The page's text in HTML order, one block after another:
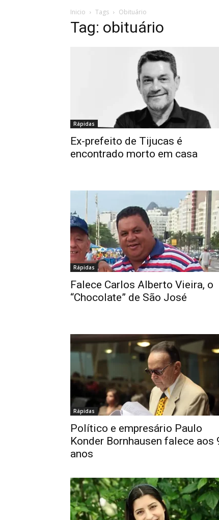
Inicio Tags Obituário
Tag: obituário
Rápidas
Ex-prefeito de Tijucas é
encontrado morto em casa
Rápidas
Falece Carlos Alberto Vieira, o
“Chocolate” de São José
Rápidas
Político e empresário Paulo
Konder Bornhausen falece aos
anos